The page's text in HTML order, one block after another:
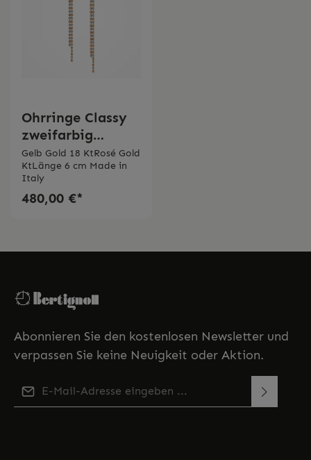
Ohrringe Classy
zweifarbig
Desmos
Gelb Gold 18 KtRosé Gold
KtLänge 6 cm Made in
Italy
480,00 €*
Abonnieren Sie den kostenlosen Newsletter und
verpassen Sie keine Neuigkeit oder Aktion.
E-Mail-Adresse*